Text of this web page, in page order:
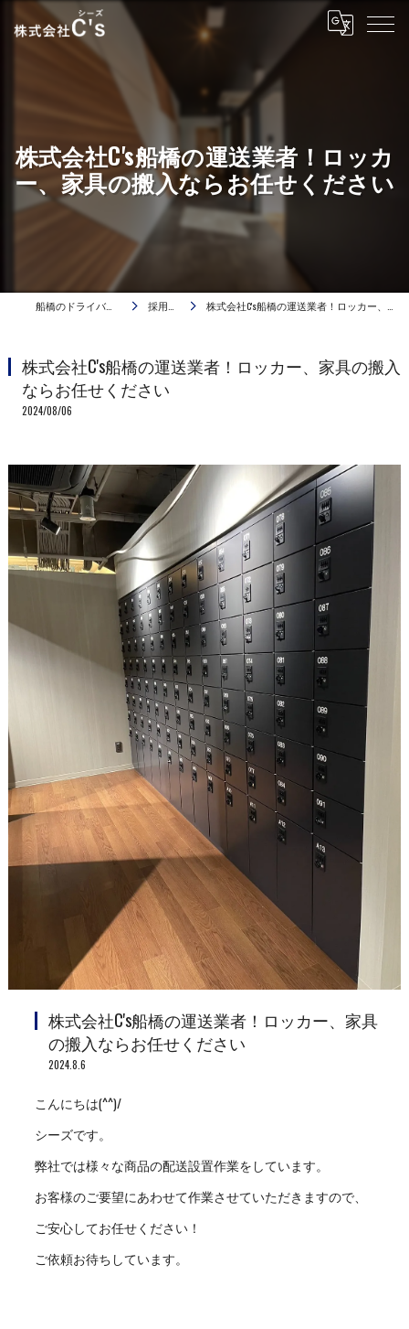
株式会社C's船橋の運送業者！ロッカ
ー、家具の搬入ならお任せください
船橋のドライバーは株式会社C's 採用ブログ 株式会社C's船橋の運送業者！ロッカー、家具の搬入ならお任せください
株式会社C's船橋の運送業者！ロッカー、家具の搬入
ならお任せください
2024/08/06
株式会社C's船橋の運送業者！ロッカー、家具
の搬入ならお任せください
2024.8.6
こんにちは(^^)/
シーズです。
弊社では様々な商品の配送設置作業をしています。
お客様のご要望にあわせて作業させていただきますので、
ご安心してお任せください！
ご依頼お待ちしています。